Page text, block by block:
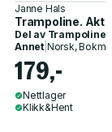
Janne Hals
Trampoline.
Del av Trampoline
Annet| Norsk,
179,-
Nettlager
Klikk&Hent